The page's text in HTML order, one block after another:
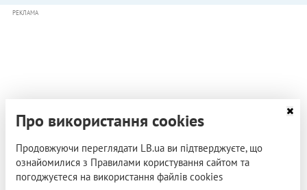
РЕКЛАМА
Про використання cookies
Продовжуючи переглядати LB.ua ви підтверджуєте, що
ознайомилися з Правилами користування сайтом та
погоджуєтеся на використання файлів cookies